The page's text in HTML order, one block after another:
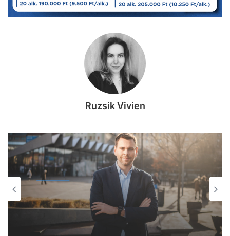
Ruzsik Vivien
KÖZÉLET
2026, augusztus 8. 13:05
Titkos szavazáson döntött a Tisza-
frakció: Baka Andrást jelölik
köztársasági elnöknek